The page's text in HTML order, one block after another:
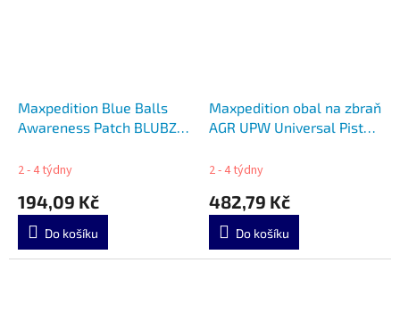
Maxpedition Blue Balls
Awareness Patch BLUBZ
2 - 4 týdny
194,09 Kč
Do košíku
Maxpedition obal na zbraň
AGR UPW Universal Pistol
2 - 4 týdny
482,79 Kč
Do košíku